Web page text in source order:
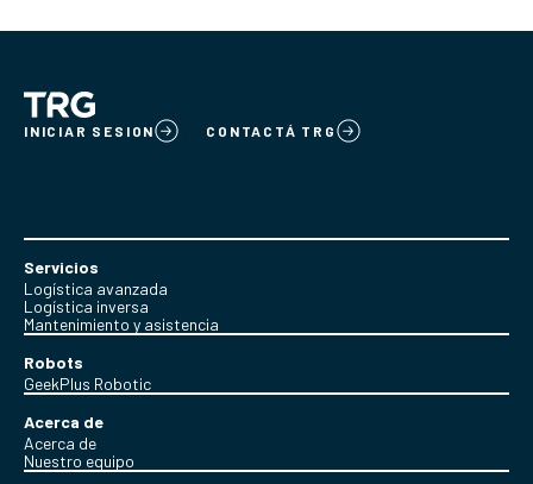
INICIAR SESION CONTACTÁ TRG
Servicios
Logística avanzada
Logística inversa
Mantenimiento y asistencia
Robots
GeekPlus Robotic
Acerca de
Acerca de
Nuestro equipo